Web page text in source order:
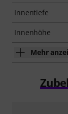
Innentiefe
Innenhöhe
Mehr